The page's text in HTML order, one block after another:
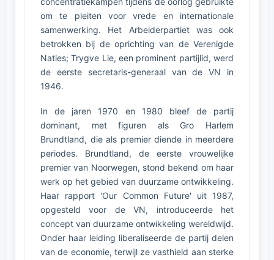
om te pleiten voor vrede en internationale
samenwerking. Het Arbeiderpartiet was ook
betrokken bij de oprichting van de Verenigde
Naties; Trygve Lie, een prominent partijlid, werd
de eerste secretaris-generaal van de VN in
1946.
In de jaren 1970 en 1980 bleef de partij
dominant, met figuren als Gro Harlem
Brundtland, die als premier diende in meerdere
periodes. Brundtland, de eerste vrouwelijke
premier van Noorwegen, stond bekend om haar
werk op het gebied van duurzame ontwikkeling.
Haar rapport 'Our Common Future' uit 1987,
opgesteld voor de VN, introduceerde het
concept van duurzame ontwikkeling wereldwijd.
Onder haar leiding liberaliseerde de partij delen
van de economie, terwijl ze vasthield aan sterke